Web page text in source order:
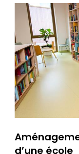
d’une école